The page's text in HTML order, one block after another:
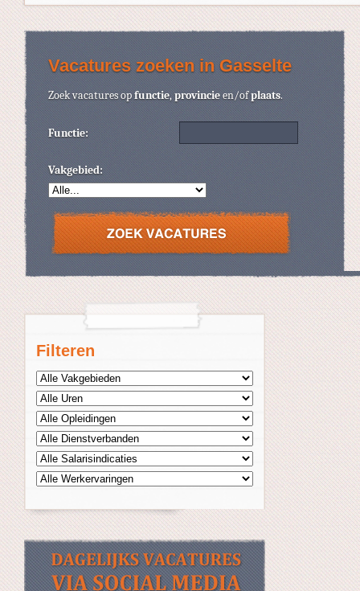
Filteren
Vacatures zoeken in Gasselte
Zoek vacatures opfunctie,provincieen/ofplaats.
Functie:
Vakgebied: